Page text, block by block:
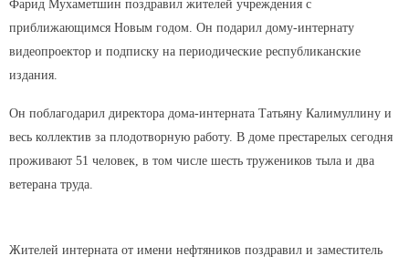
Фарид Мухаметшин поздравил жителей учреждения с
приближающимся Новым годом. Он подарил дому-интернату
видеопроектор и подписку на периодические республиканские
издания.
Он поблагодарил директора дома-интерната Татьяну Калимуллину и
весь коллектив за плодотворную работу. В доме престарелых сегодня
проживают 51 человек, в том числе шесть тружеников тыла и два
ветерана труда.
Жителей интерната от имени нефтяников поздравил и заместитель